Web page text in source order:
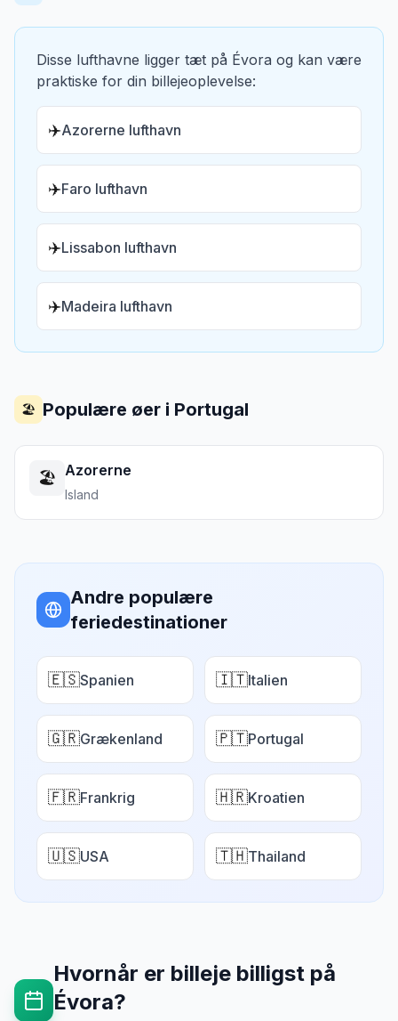
Disse lufthavne ligger tæt på Évora og kan være
praktiske for din billejeoplevelse:
✈️Azorerne lufthavn
✈️Faro lufthavn
✈️Lissabon lufthavn
✈️Madeira lufthavn
🏖️ Populære øer i Portugal
🏖️ Azorerne
Island
Andre populære
feriedestinationer
🇪🇸Spanien 🇮🇹Italien
🇬🇷Grækenland 🇵🇹Portugal
🇫🇷Frankrig 🇭🇷Kroatien
🇺🇸USA 🇹🇭Thailand
Hvornår er billeje billigst på
Évora?